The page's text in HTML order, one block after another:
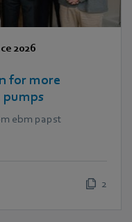
2026
for more
pumps
ebm papst
2